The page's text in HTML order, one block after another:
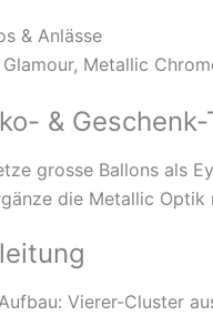
& Anlässe
Metallic
&
grosse Ballons als
die Metallic Optik
Vierer-Cluster